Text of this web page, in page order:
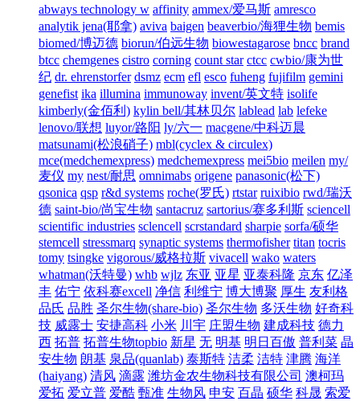
abways technology w affinity ammex/爱马斯 amresco
analytik jena(耶拿) aviva baigen beaverbio/海狸生物 bemis
biomed/博迈德 biorun/伯远生物 biowestagarose bncc brand
btcc chemgenes cistro corning count star ctcc cwbio/康为世
纪 dr. ehrenstorfer dsmz ecm efl esco fuheng fujifilm gemini
genefist ika illumina immunoway invent/英文特 isolife
kimberly(金佰利) kylin bell/其林贝尔 lablead lab lefeke
lenovo/联想 luyor/路阳 ly/六一 macgene/中科迈晨
matsunami(松浪硝子) mbl(cyclex & circulex)
mce(medchemexpress) medchemexpress mei5bio meilen my/
麦仪 my nest/耐思 omnimabs origene panasonic(松下)
qsonica qsp r&d systems roche(罗氏) rtstar ruixibio rwd/瑞沃
德 saint-bio/尚宝生物 santacruz sartorius/赛多利斯 sciencell
scientific industries sclencell scrstandard sharpie sorfa/硕华
stemcell stressmarq synaptic systems thermofisher titan tocris
tomy tsingke vigorous/威格拉斯 vivacell wako waters
whatman(沃特曼) whb wjlz 东亚 亚星 亚泰科隆 京东 亿泽
丰 佑宁 依科赛excell 净信 利维宁 博大博聚 厚生 友利格
品氏 品胜 圣尔生物(share-bio) 圣尔生物 多沃生物 好奇科
技 威露士 安捷高科 小米 川宇 庄盟生物 建成科技 德力
西 拓普 拓普生物topbio 新星 无 明基 明日百傲 普利菜 晶
安生物 朗基 泉品(quanlab) 泰斯特 洁柔 洁特 津腾 海洋
(haiyang) 清风 滴露 潍坊金农生物科技有限公司 澳柯玛
爱拓 爱立普 爱酷 甄准 生物风 申安 百晶 硕华 科晟 索爱